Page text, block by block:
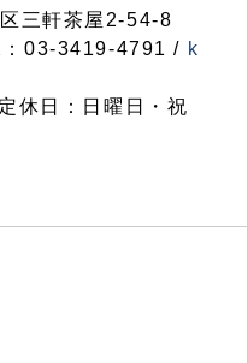
三軒茶屋2-54-8
03-3419-4791 / k
休日：日曜日・祝